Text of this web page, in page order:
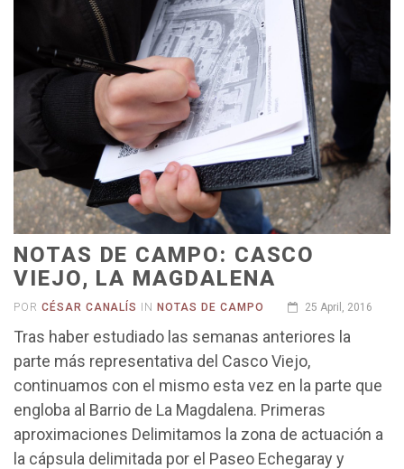
NOTAS DE CAMPO: CASCO
VIEJO, LA MAGDALENA
POR CÉSAR CANALÍS IN NOTAS DE CAMPO 25 April, 2016
Tras haber estudiado las semanas anteriores la
parte más representativa del Casco Viejo,
continuamos con el mismo esta vez en la parte que
engloba al Barrio de La Magdalena. Primeras
aproximaciones Delimitamos la zona de actuación a
la cápsula delimitada por el Paseo Echegaray y